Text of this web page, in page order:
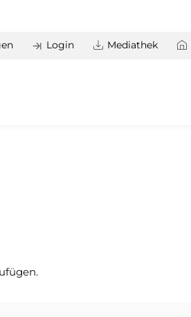
Login Mediathek